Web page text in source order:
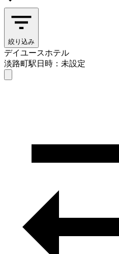
絞り込み
デイユースホテル
淡路町駅日時：未設定